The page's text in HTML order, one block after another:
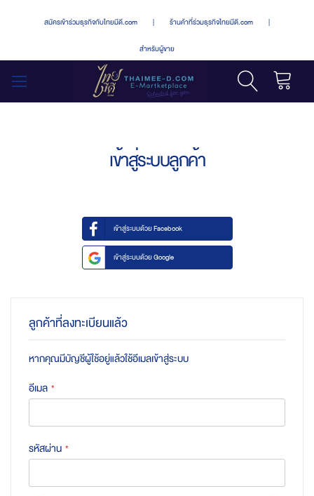
สมัครเข้าร่วมธุรกิจกับไทยมีดี.com | ร้านค้าที่ร่วมธุรกิจไทยมีดี.com |
สำหรับผู้ขาย
เข้าสู่ระบบลูกค้า
เข้าสู่ระบบด้วย Facebook
เข้าสู่ระบบด้วย Google
ลูกค้าที่ลงทะเบียนแล้ว
หากคุณมีบัญชีผู้ใช้อยู่แล้วใช้อีเมลเข้าสู่ระบบ
อีเมล
รหัสผ่าน